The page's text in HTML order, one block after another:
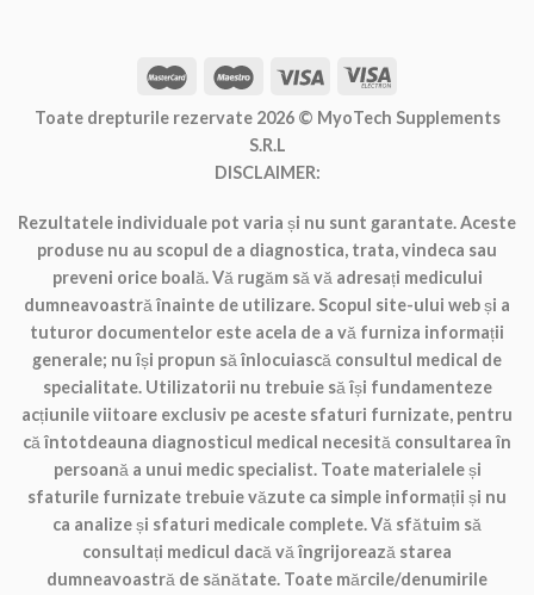
Toate drepturile rezervate 2026 © MyoTech Supplements
S.R.L
DISCLAIMER:
Rezultatele individuale pot varia și nu sunt garantate. Aceste
produse nu au scopul de a diagnostica, trata, vindeca sau
preveni orice boală. Vă rugăm să vă adresați medicului
dumneavoastră înainte de utilizare. Scopul site-ului web și a
tuturor documentelor este acela de a vă furniza informații
generale; nu își propun să înlocuiască consultul medical de
specialitate. Utilizatorii nu trebuie să își fundamenteze
acțiunile viitoare exclusiv pe aceste sfaturi furnizate, pentru
că întotdeauna diagnosticul medical necesită consultarea în
persoană a unui medic specialist. Toate materialele și
sfaturile furnizate trebuie văzute ca simple informații și nu
ca analize și sfaturi medicale complete. Vă sfătuim să
consultați medicul dacă vă îngrijorează starea
dumneavoastră de sănătate. Toate mărcile/denumirile